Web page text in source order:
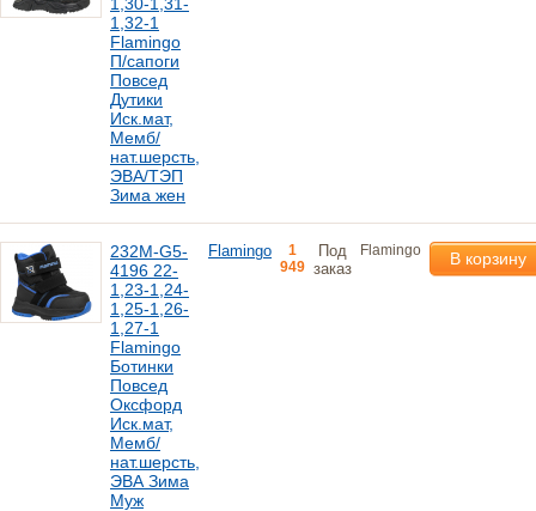
1,32-1
Flamingo
П/сапоги
Повсед
Дутики
Иск.мат,
Мемб/
нат.шерсть,
ЭВА/ТЭП
Зима жен
232M-G5-
4196 22-
1,23-1,24-
1,25-1,26-
1,27-1
Flamingo
Ботинки
Повсед
Оксфорд
Иск.мат,
Мемб/
нат.шерсть,
ЭВА Зима
Муж
Flamingo
1
949
Под
заказ
Flamingo В корзину